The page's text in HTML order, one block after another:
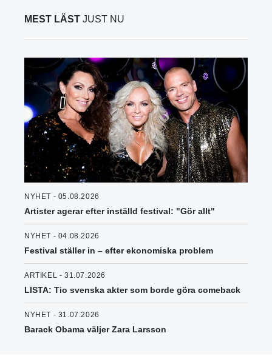
MEST LÄST JUST NU
NYHET - 05.08.2026
Artister agerar efter inställd festival: "Gör allt"
NYHET - 04.08.2026
Festival ställer in – efter ekonomiska problem
ARTIKEL - 31.07.2026
LISTA: Tio svenska akter som borde göra comeback
NYHET - 31.07.2026
Barack Obama väljer Zara Larsson